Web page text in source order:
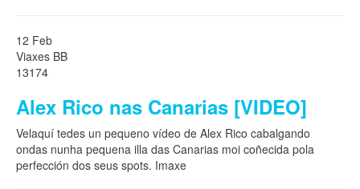
12 Feb
Viaxes BB
13174
Alex Rico nas Canarias [VIDEO]
Velaquí tedes un pequeno vídeo de Alex Rico cabalgando
ondas nunha pequena illa das Canarias moi coñecida pola
perfección dos seus spots. Imaxe